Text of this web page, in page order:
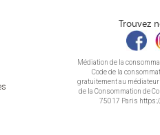
Trouvez
Médiation de la
Code de la
gratuitement au médiateur
de la Consommation de
75017 Paris